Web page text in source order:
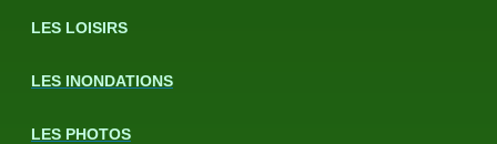
LES LOISIRS
LES INONDATIONS
LES PHOTOS